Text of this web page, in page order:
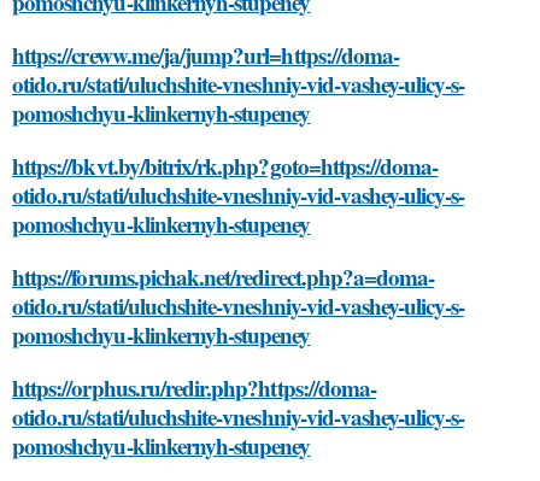
https://creww.me/ja/jump?url=https://doma-
otido.ru/stati/uluchshite-vneshniy-vid-vashey-ulicy-s-
pomoshchyu-klinkernyh-stupeney
https://bkvt.by/bitrix/rk.php?goto=https://doma-
otido.ru/stati/uluchshite-vneshniy-vid-vashey-ulicy-s-
pomoshchyu-klinkernyh-stupeney
https://forums.pichak.net/redirect.php?a=doma-
otido.ru/stati/uluchshite-vneshniy-vid-vashey-ulicy-s-
pomoshchyu-klinkernyh-stupeney
https://orphus.ru/redir.php?https://doma-
otido.ru/stati/uluchshite-vneshniy-vid-vashey-ulicy-s-
pomoshchyu-klinkernyh-stupeney